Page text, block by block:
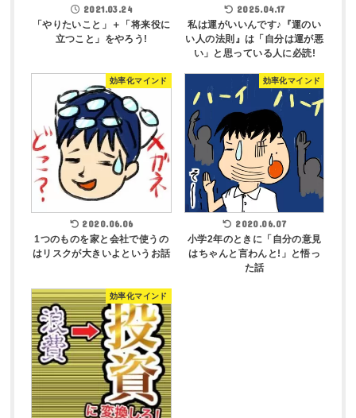
2021.03.24
「やりたいこと」＋「将来役に
立つこと」をやろう!
2025.04.17
私は運がいいんです♪『運のい
い人の法則』は「自分は運が悪
い」と思っている人に必読!
効率化マインド
2020.06.06
1つのものを家と会社で使うの
はリスクが大きいよというお話
効率化マインド
2020.06.07
小学2年のときに「自分の意見
はちゃんと言わんと!」と悟っ
た話
効率化マインド